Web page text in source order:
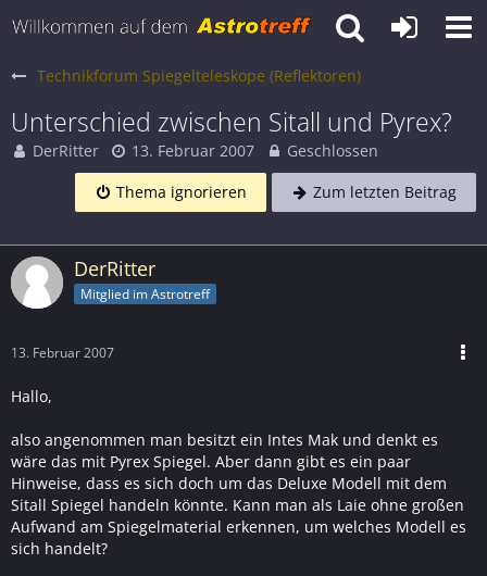
Technikforum Spiegelteleskope (Reflektoren)
Unterschied zwischen Sitall und Pyrex?
DerRitter 13. Februar 2007
Geschlossen
Thema ignorieren
Zum letzten Beitrag
DerRitter
Mitglied im Astrotreff
13. Februar 2007
Hallo,
also angenommen man besitzt ein Intes Mak und denkt es
wäre das mit Pyrex Spiegel. Aber dann gibt es ein paar
Hinweise, dass es sich doch um das Deluxe Modell mit dem
Sitall Spiegel handeln könnte. Kann man als Laie ohne großen
Aufwand am Spiegelmaterial erkennen, um welches Modell es
sich handelt?